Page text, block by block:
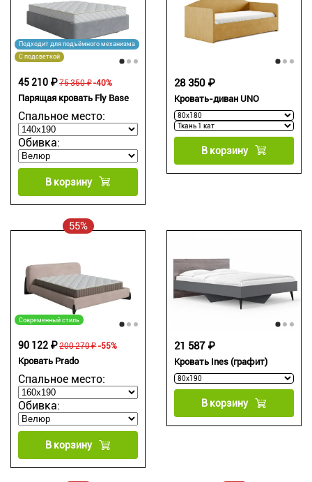
Подходит для подъёмного механизма
С подсветкой
Парящая кровать Fly Base
Спальное место:
Обивка:
75 350 ₽
45 210 ₽ -40%
В корзину
Кровать-диван UNO
28 350 ₽
В корзину
55%
Современный стиль
Кровать Prado
Спальное место:
Обивка:
200 270 ₽
90 122 ₽ -55%
В корзину
Кровать Ines (графит)
21 587 ₽
В корзину